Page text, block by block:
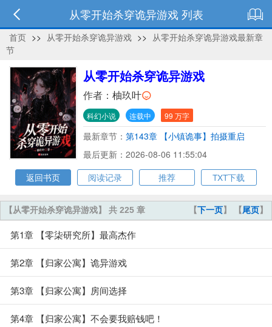
从零开始杀穿诡异游戏 列表
首页 >> 从零开始杀穿诡异游戏 >> 从零开始杀穿诡异游戏最新章
节
从零开始杀穿诡异游戏
作者： 柚玖叶
科幻小说 连载中 99 万字
最新章节： 第143章 【小镇诡事】拍摄重启
最后更新：2026-08-06 11:55:04
返回书页
阅读记录 推荐 TXT下载
【下一页】 【尾页】
【从零开始杀穿诡异游戏】 共 225 章
第1章 【零柒研究所】最高杰作
第2章 【归家公寓】诡异游戏
第3章 【归家公寓】房间选择
第4章 【归家公寓】不会要我赔钱吧！